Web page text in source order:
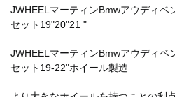
JWHEELマーティンBmwアウディベ
セット19"20"21 "
JWHEELマーティンBmwアウディベ
セット19-22"ホイール製造